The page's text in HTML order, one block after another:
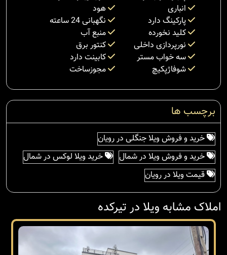
انباری
هود
پارکینگ دارد
نگهبانی 24 ساعته
کلید نخورده
منبع آب
نورپردازی داخلی
کنتور برق
سه خواب مستر
کابینت دارد
شوفاژپکیچ
مجوزساخت
برچسب ها
خرید و فروش ویلا جنگلی در رویان
خرید و فروش ویلا در شمال
خرید ویلا لوکس در شمال
قیمت ویلا در رویان
املاک مشابه ویلا در تیرکده